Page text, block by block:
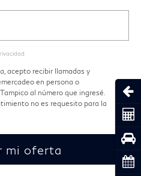
acepto recibir llamadas y
en persona o
al número que ingresé.
no es requesito para la
mi oferta